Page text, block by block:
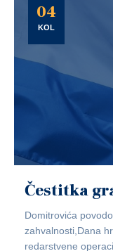
04
KOL
Čestitka
Domitrovića
zahvalnosti,Dana
redarstvene